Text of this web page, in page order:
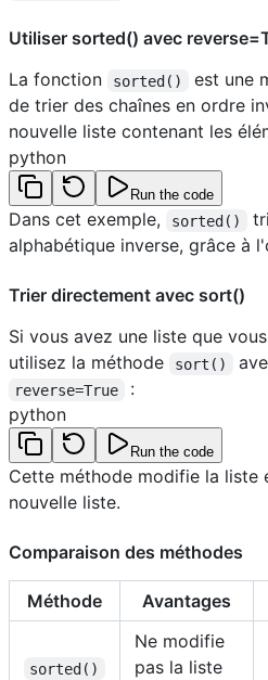
Utiliser sorted() avec
La fonction
sorted()
est une
de trier des chaînes en ordre
nouvelle liste contenant les
python
Run the code
Dans cet exemple, sorted()
alphabétique inverse, grâce à
Trier directement avec sort()
Si vous avez une liste que
utilisez la méthode
sort()
reverse=True
:
python
Run the code
Cette méthode modifie la liste
nouvelle liste.
Comparaison des méthodes
Méthode Avantages
sorted()
Ne modifie
pas la liste